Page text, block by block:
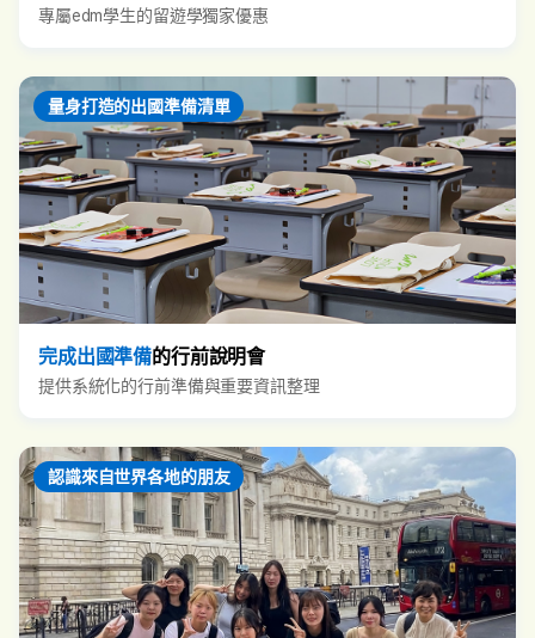
專屬edm學生的留遊學獨家優惠
量身打造的出國準備清單
完成出國準備的行前說明會
提供系統化的行前準備與重要資訊整理
認識來自世界各地的朋友